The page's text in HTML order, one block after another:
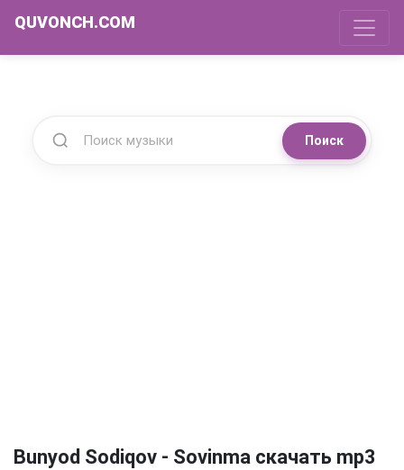
QUVONCH.COM
Поиск
Bunyod Sodiqov - Sovinma скачать mp3